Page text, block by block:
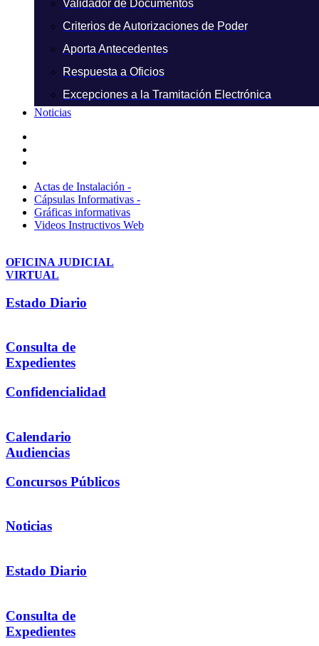
Validador de Documentos
Criterios de Autorizaciones de Poder
Aporta Antecedentes
Respuesta a Oficios
Excepciones a la Tramitación Electrónica
Noticias
Actas de Instalación -
Cápsulas Informativas -
Gráficas informativas
Videos Instructivos Web
OFICINA JUDICIAL
VIRTUAL
Estado Diario
Consulta de
Expedientes
Confidencialidad
Calendario
Audiencias
Concursos Públicos
Noticias
Estado Diario
Consulta de
Expedientes